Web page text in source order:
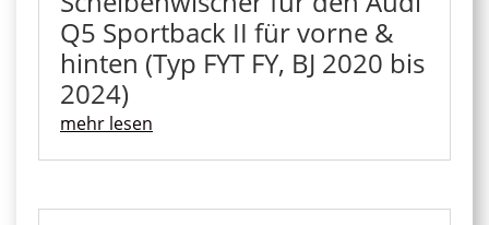
Q5 Sportback II für vorne &
hinten (Typ FYT FY, BJ 2020 bis
2024)
mehr lesen